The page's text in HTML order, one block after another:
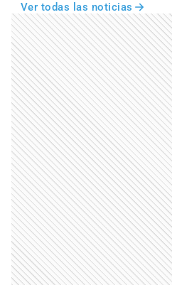
Ver todas las noticias